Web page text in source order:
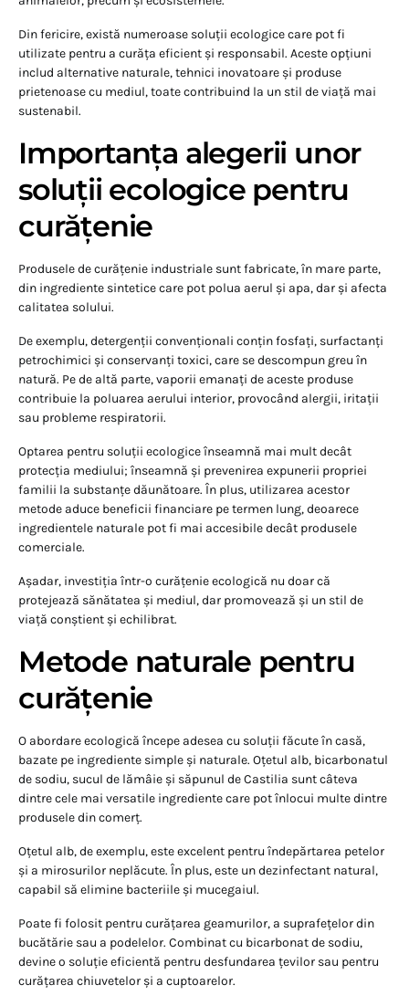
Din fericire, există numeroase soluții ecologice care pot fi
utilizate pentru a curăța eficient și responsabil. Aceste opțiuni
includ alternative naturale, tehnici inovatoare și produse
prietenoase cu mediul, toate contribuind la un stil de viață mai
sustenabil.
Importanța alegerii unor
soluții ecologice pentru
curățenie
Produsele de curățenie industriale sunt fabricate, în mare parte,
din ingrediente sintetice care pot polua aerul și apa, dar și afecta
calitatea solului.
De exemplu, detergenții convenționali conțin fosfați, surfactanți
petrochimici și conservanți toxici, care se descompun greu în
natură. Pe de altă parte, vaporii emanați de aceste produse
contribuie la poluarea aerului interior, provocând alergii, iritații
sau probleme respiratorii.
Optarea pentru soluții ecologice înseamnă mai mult decât
protecția mediului; înseamnă și prevenirea expunerii propriei
familii la substanțe dăunătoare. În plus, utilizarea acestor
metode aduce beneficii financiare pe termen lung, deoarece
ingredientele naturale pot fi mai accesibile decât produsele
comerciale.
Așadar, investiția într-o curățenie ecologică nu doar că
protejează sănătatea și mediul, dar promovează și un stil de
viață conștient și echilibrat.
Metode naturale pentru
curățenie
O abordare ecologică începe adesea cu soluții făcute în casă,
bazate pe ingrediente simple și naturale. Oțetul alb, bicarbonatul
de sodiu, sucul de lămâie și săpunul de Castilia sunt câteva
dintre cele mai versatile ingrediente care pot înlocui multe dintre
produsele din comerț.
Oțetul alb, de exemplu, este excelent pentru îndepărtarea petelor
și a mirosurilor neplăcute. În plus, este un dezinfectant natural,
capabil să elimine bacteriile și mucegaiul.
Poate fi folosit pentru curățarea geamurilor, a suprafețelor din
bucătărie sau a podelelor. Combinat cu bicarbonat de sodiu,
devine o soluție eficientă pentru desfundarea țevilor sau pentru
curățarea chiuvetelor și a cuptoarelor.